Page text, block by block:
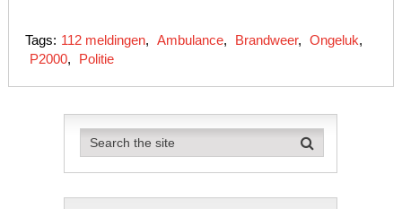
Tags: 112 meldingen, Ambulance, Brandweer, Ongeluk,
P2000, Politie